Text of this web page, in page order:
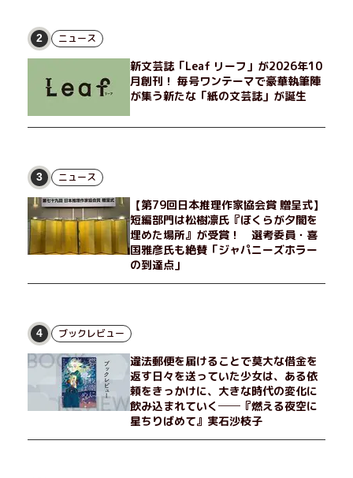
げたり、部屋でふたりだけの「台湾映画祭」を催したり。50代
独身、幼なじみの変わらぬ友情とささやかな幸せの日々を描く。
2 ニュース
新文芸誌「Leaf リーフ」が2026年10
月創刊！ 毎号ワンテーマで豪華執筆陣
が集う新たな「紙の文芸誌」が誕生
3 ニュース
【第79回日本推理作家協会賞 贈呈式】
短編部門は松樹凛氏『ぼくらが夕闇を
埋めた場所』が受賞！ 選考委員・喜
国雅彦氏も絶賛「ジャパニーズホラー
の到達点」
4 ブックレビュー
違法郵便を届けることで莫大な借金を
返す日々を送っていた少女は、ある依
頼をきっかけに、大きな時代の変化に
飲み込まれていく──『燃える夜空に
星ちりばめて』実石沙枝子